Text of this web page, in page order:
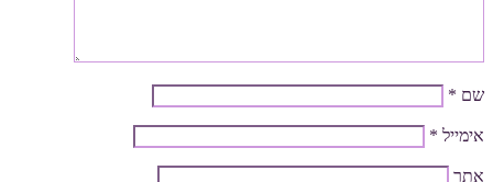
שם *
אימייל *
אתר